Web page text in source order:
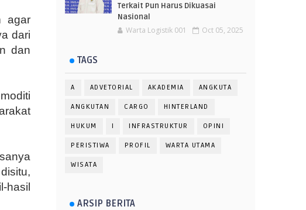
agar
dari
dan
hasil
Terkait Pun Harus Dikuasai
Nasional
Warta Logistik 001 Oct 05, 2025
TAGS
A ADVETORIAL AKADEMIA ANGKUTA
ANGKUTAN CARGO HINTERLAND
HUKUM I INFRASTRUKTUR OPINI
PERISTIWA PROFIL WARTA UTAMA
WISATA
ARSIP BERITA